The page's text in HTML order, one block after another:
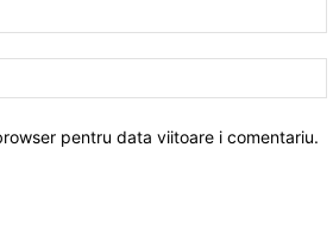
pentru data viitoare i comentariu.